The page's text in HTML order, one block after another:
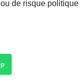
de risque